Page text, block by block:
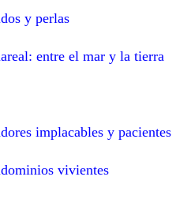
y perlas
entre el mar y la tierra
implacables y pacientes
vivientes